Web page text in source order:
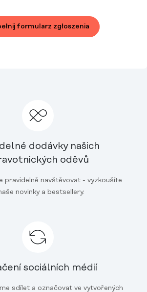
formularz zgłoszenia
dodávky našich
oděvů
pravidelně navštěvovat - vyzkoušíte
novinky a bestsellery.
sociálních médií
sdílet a označovat ve vytvořených